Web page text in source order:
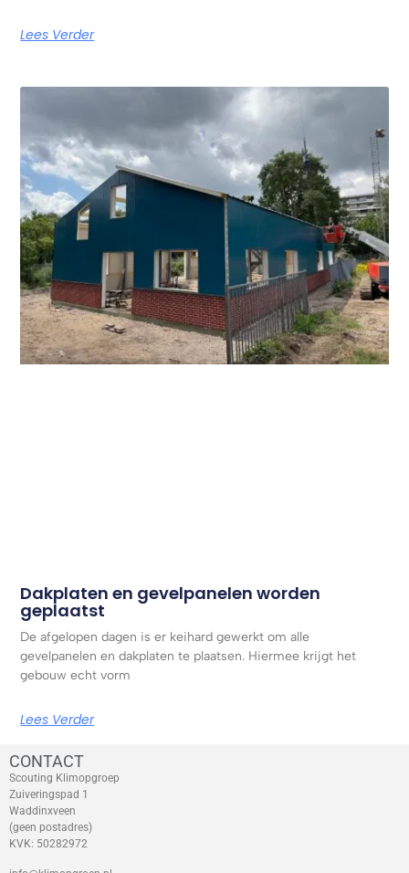
Lees Verder
Dakplaten en gevelpanelen worden
geplaatst
De afgelopen dagen is er keihard gewerkt om alle
gevelpanelen en dakplaten te plaatsen. Hiermee krijgt het
gebouw echt vorm
Lees Verder
CONTACT
Scouting Klimopgroep
Zuiveringspad 1
Waddinxveen
(geen postadres)
KVK: 50282972